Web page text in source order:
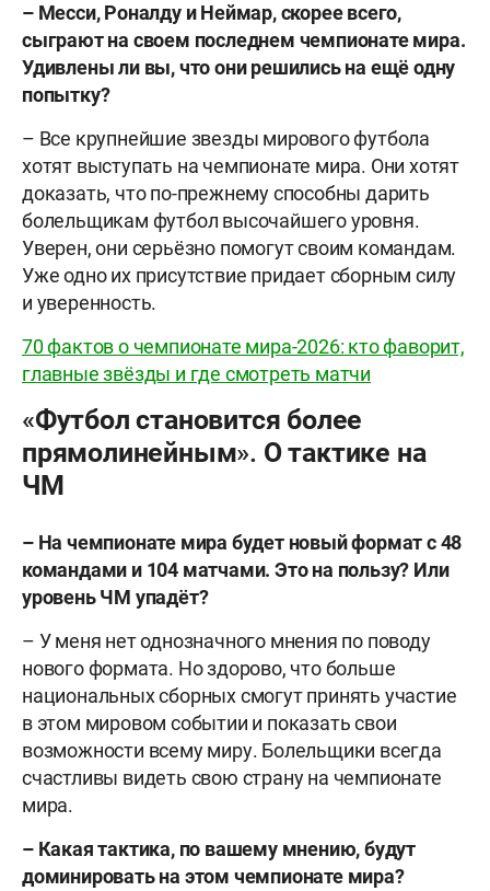
– Месси, Роналду и Неймар, скорее всего,
сыграют на своем последнем чемпионате мира.
Удивлены ли вы, что они решились на ещё одну
попытку?
– Все крупнейшие звезды мирового футбола
хотят выступать на чемпионате мира. Они хотят
доказать, что по-прежнему способны дарить
болельщикам футбол высочайшего уровня.
Уверен, они серьёзно помогут своим командам.
Уже одно их присутствие придает сборным силу
и уверенность.
70 фактов о чемпионате мира-2026: кто фаворит,
главные звёзды и где смотреть матчи
«Футбол становится более
прямолинейным». О тактике на
ЧМ
– На чемпионате мира будет новый формат с 48
командами и 104 матчами. Это на пользу? Или
уровень ЧМ упадёт?
– У меня нет однозначного мнения по поводу
нового формата. Но здорово, что больше
национальных сборных смогут принять участие
в этом мировом событии и показать свои
возможности всему миру. Болельщики всегда
счастливы видеть свою страну на чемпионате
мира.
– Какая тактика, по вашему мнению, будут
доминировать на этом чемпионате мира?